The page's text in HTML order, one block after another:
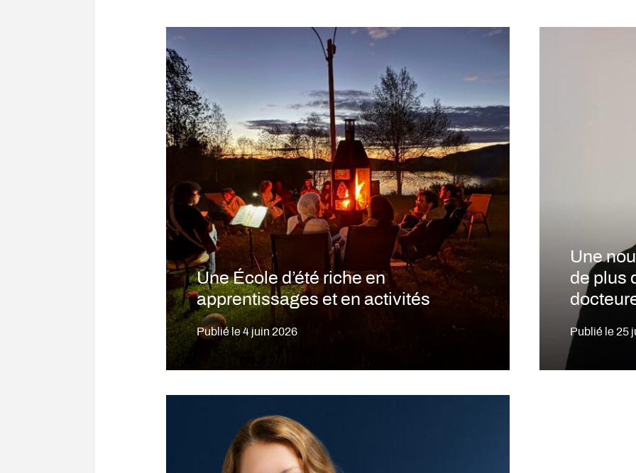
Une École d’été riche en
apprentissages et en activités
Publié le4 juin 2026
Une
de plus
Publié le25